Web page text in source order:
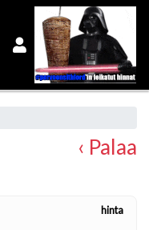
‹ Palaa
hinta